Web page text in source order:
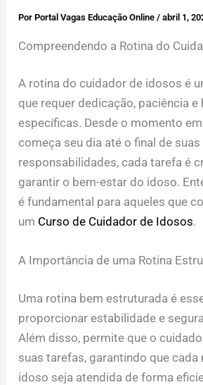
PorPortal Vagas Educação Online/abril 1,
Compreendendo a Rotina do
A rotina do cuidador de idosos é
que requer dedicação, paciência e
específicas. Desde o momento
começa seu dia até o final de suas
responsabilidades, cada tarefa é
garantir o bem-estar do idoso.
é fundamental para aqueles que
um Curso de Cuidador de Idosos.
A Importância de uma Rotina
Uma rotina bem estruturada é
proporcionar estabilidade e
Além disso, permite que o
suas tarefas, garantindo que cada
idoso seja atendida de forma